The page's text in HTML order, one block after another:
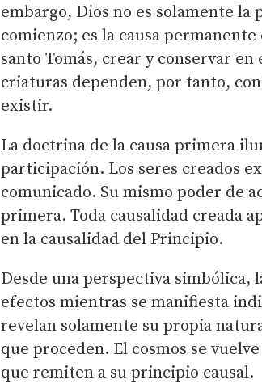
embargo, Dios no es solamente
comienzo; es la causa
santo Tomás, crear y conservar
criaturas dependen, por tanto,
existir.
La doctrina de la causa primera
participación. Los seres creados
comunicado. Su mismo poder de
primera. Toda causalidad creada
en la causalidad del Principio.
Desde una perspectiva simbólica,
efectos mientras se manifiesta
revelan solamente su propia
que proceden. El cosmos se
que remiten a su principio causal.